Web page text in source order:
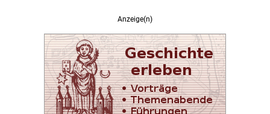
Anzeige(n)